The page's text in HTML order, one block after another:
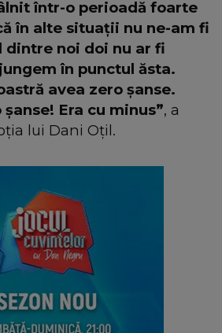
într-o perioadă foarte
în alte situații nu ne-am fi
dintre noi doi nu ar fi
în punctul ăsta.
avea zero șanse.
Era cu minus”, a
lui Dani Oțil.